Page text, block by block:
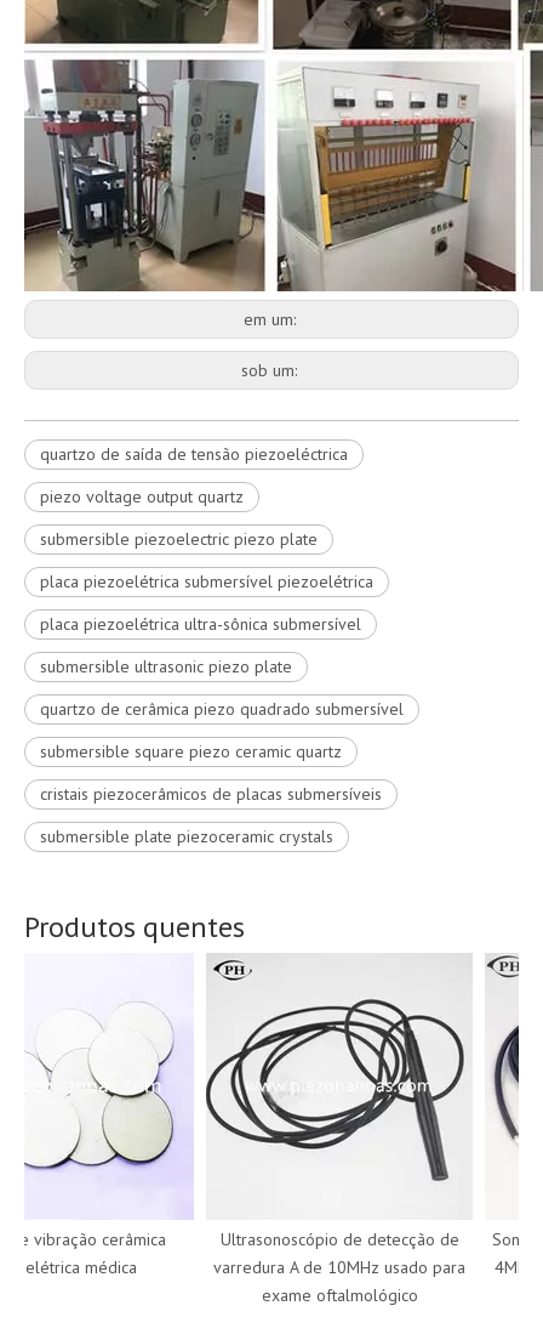
em um:
sob um:
quartzo de saída de tensão piezoeléctrica
piezo voltage output quartz
submersible piezoelectric piezo plate
placa piezoelétrica submersível piezoelétrica
placa piezoelétrica ultra-sônica submersível
submersible ultrasonic piezo plate
quartzo de cerâmica piezo quadrado submersível
submersible square piezo ceramic quartz
cristais piezocerâmicos de placas submersíveis
submersible plate piezoceramic crystals
Produtos quentes
vibração cerâmica
médica
Ultrasonoscópio de detecção de
varredura A de 10MHz usado para
exame oftalmológico
Sonda
4MHz